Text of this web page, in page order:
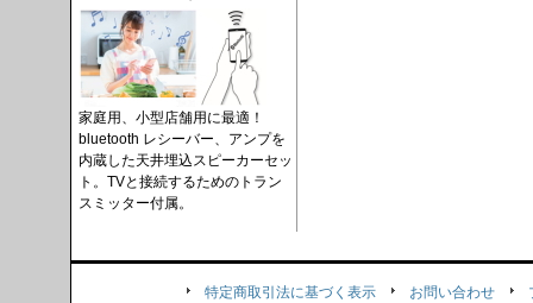
家庭用、小型店舗用に最適！
bluetooth レシーバー、アンプを
内蔵した天井埋込スピーカーセッ
ト。TVと接続するためのトラン
スミッター付属。
特定商取引法に基づく表示 お問い合わせ